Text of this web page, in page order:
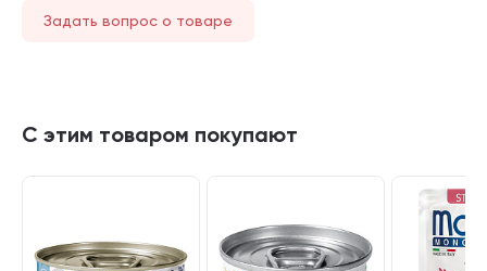
Задать вопрос о товаре
С этим товаром покупают